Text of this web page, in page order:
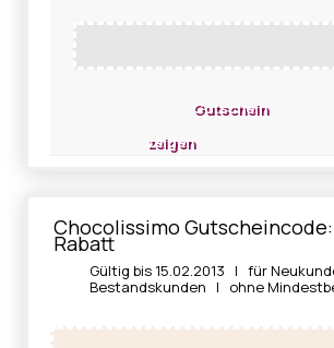
Gutschein
zeigen
Chocolissimo Gutscheincode:
Rabatt
Gültig bis 15.02.2013 | für
Bestandskunden | ohne